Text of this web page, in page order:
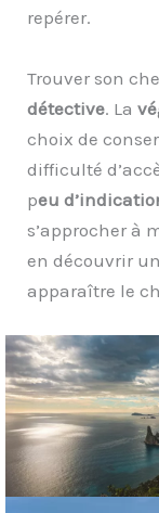
repérer.
Trouver son
détective. La
choix de
difficulté
peu
s’approcher à
en découvrir
apparaître le